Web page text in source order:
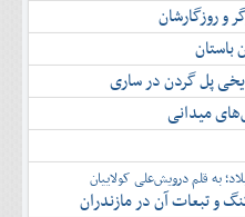
و روزگارشان
باستان
پل گردن در ساری
میدانی
به قلم درویش‌علی کولاییان
و تبعات آن در مازندران